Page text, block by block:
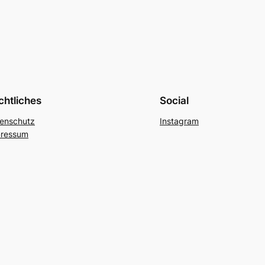
Social
Instagram